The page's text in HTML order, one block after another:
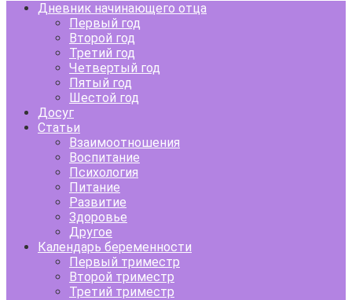
Дневник начинающего отца
Первый год
Второй год
Третий год
Четвертый год
Пятый год
Шестой год
Досуг
Статьи
Взаимоотношения
Воспитание
Психология
Питание
Развитие
Здоровье
Другое
Календарь беременности
Первый триместр
Второй триместр
Третий триместр